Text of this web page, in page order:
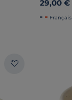
29,00 €
Français